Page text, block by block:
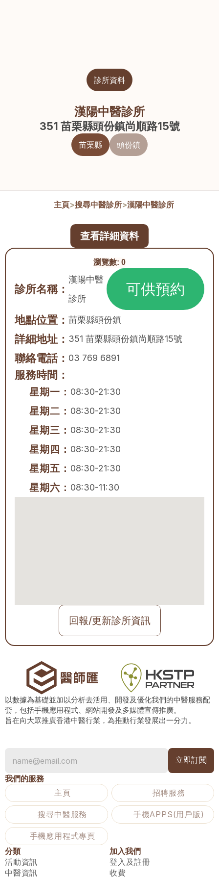
診所資料
漢陽中醫診所
351 苗栗縣頭份鎮尚順路15號
苗栗縣 頭份鎮
主頁>搜尋中醫診所>漢陽中醫診所
瀏覽數: 0
診所名稱：
漢陽中醫
診所
可供預約
地點位置： 苗栗縣頭份鎮
詳細地址： 351 苗栗縣頭份鎮尚順路15號
聯絡電話： 03 769 6891
服務時間：
星期一： 08:30-21:30
星期二： 08:30-21:30
星期三： 08:30-21:30
星期四： 08:30-21:30
星期五： 08:30-21:30
星期六： 08:30-11:30
回報/更新診所資訊
查看詳細資料
以數據為基礎並加以分析去活用、開發及優化我們的中醫服務配
套，包括手機應用程式、網站開發及多媒體宣傳推廣。
旨在向大眾推廣香港中醫行業，為推動行業發展出一分力。
我們的服務
主頁
招聘服務
搜尋中醫服務 手機APPS(用戶版)
手機應用程式專頁
分類
活動資訊
中醫資訊
加入我們
登入及註冊
收費